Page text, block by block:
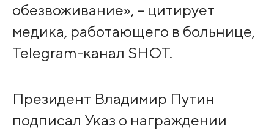
обезвоживание», – цитирует
медика, работающего в больнице,
Telegram-канал SHOT.
Президент Владимир Путин
подписал Указ о награждении